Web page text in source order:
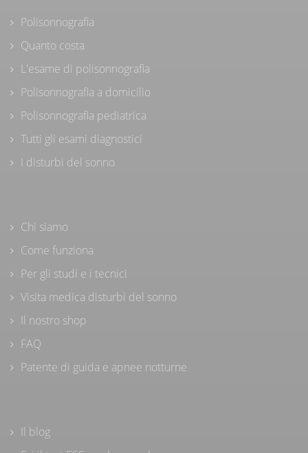
Polisonnografia
Quanto costa
L'esame di polisonnografia
Polisonnografia a domicilio
Polisonnografia pediatrica
Tutti gli esami diagnostici
I disturbi del sonno
Chi siamo
Come funziona
Per gli studi e i tecnici
Visita medica disturbi del sonno
Il nostro shop
FAQ
Patente di guida e apnee notturne
Il blog